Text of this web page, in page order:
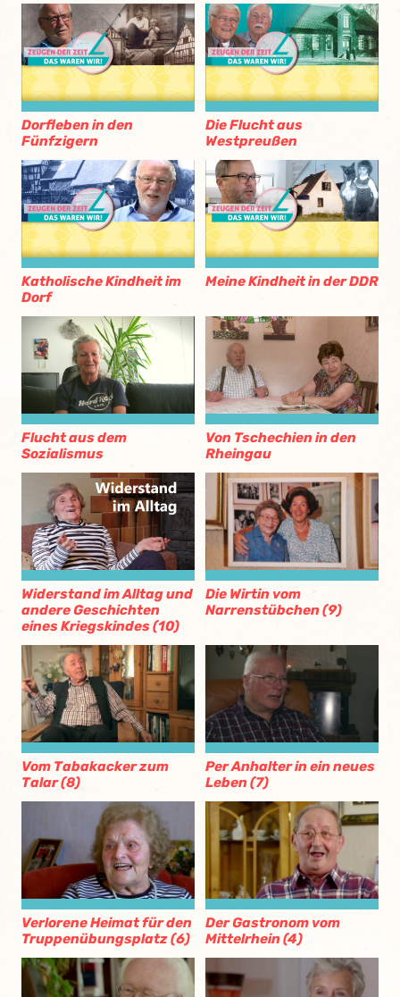
Dorfleben in den
Fünfzigern
Die Flucht aus
Westpreußen
Katholische Kindheit im
Dorf
Meine Kindheit in der DDR
Flucht aus dem
Sozialismus
Von Tschechien in den
Rheingau
Widerstand im Alltag und
andere Geschichten
eines Kriegskindes (10)
Die Wirtin vom
Narrenstübchen (9)
Vom Tabakacker zum
Talar (8)
Per Anhalter in ein neues
Leben (7)
Verlorene Heimat für den
Truppenübungsplatz (6)
Der Gastronom vom
Mittelrhein (4)